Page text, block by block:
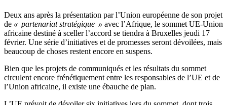
Deux ans après la présentation par l’Union européenne de son projet
de « partenariat stratégique » avec l’Afrique, le sommet UE-Union
africaine destiné à sceller l’accord se tiendra à Bruxelles jeudi 17
février. Une série d’initiatives et de promesses seront dévoilées, mais
beaucoup de choses restent encore en suspens.
Bien que les projets de communiqués et les résultats du sommet
circulent encore frénétiquement entre les responsables de l’UE et de
l’Union africaine, il existe une ébauche de plan.